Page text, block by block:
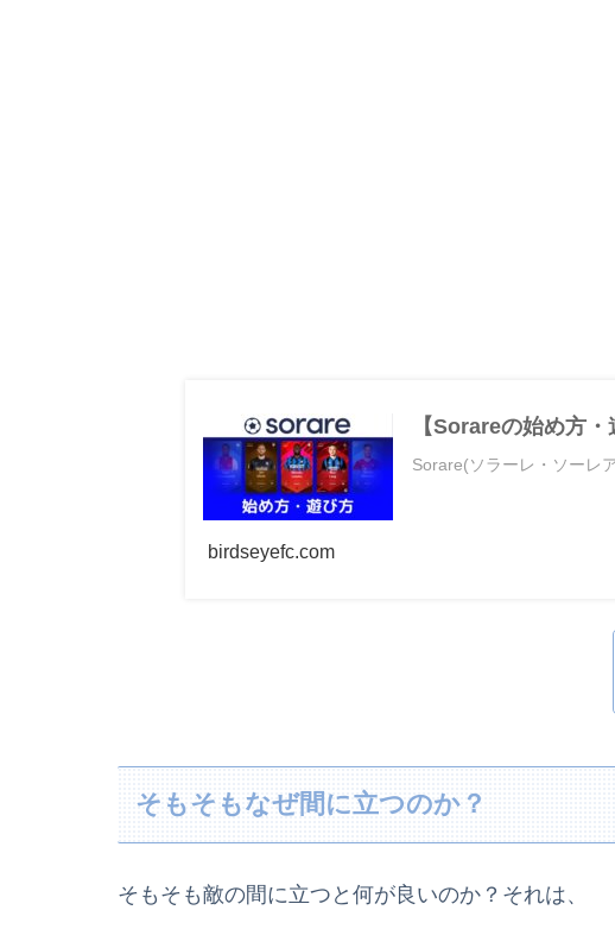
【Sorareの始め方
Sorare(ソラーレ・ソーレ
birdseyefc.com
そもそもなぜ間に立つのか？
そもそも敵の間に立つと何が良いのか？それは、